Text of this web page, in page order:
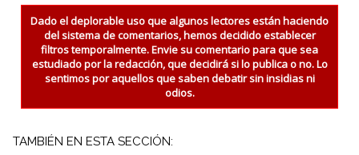
Dado el deplorable uso que algunos lectores están haciendo
del sistema de comentarios, hemos decidido establecer
filtros temporalmente. Envie su comentario para que sea
estudiado por la redacción, que decidirá si lo publica o no. Lo
sentimos por aquellos que saben debatir sin insidias ni
odios.
TAMBIÉN EN ESTA SECCIÓN: